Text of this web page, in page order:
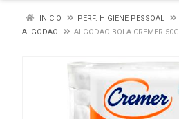
INÍCIO
PERF. HIGIENE PESSOAL
ALGODAO
ALGODAO BOLA CREMER 50G